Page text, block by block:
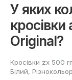
У яких
Original?
Кросівки zx 500
Білий,